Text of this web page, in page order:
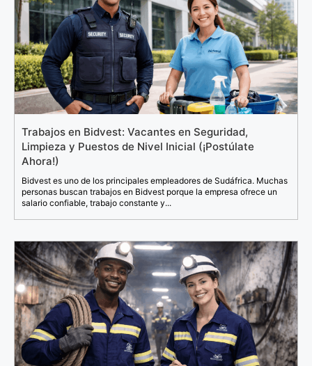
Trabajos en Bidvest: Vacantes en Seguridad,
Limpieza y Puestos de Nivel Inicial (¡Postúlate
Ahora!)
Bidvest es uno de los principales empleadores de Sudáfrica. Muchas
personas buscan trabajos en Bidvest porque la empresa ofrece un
salario confiable, trabajo constante y...